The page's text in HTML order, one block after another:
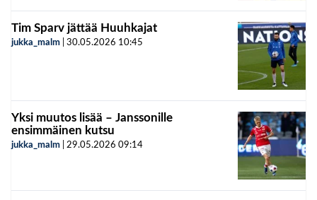
Tim Sparv jättää Huuhkajat
jukka_malm 30.05.2026 10:45
Yksi muutos lisää – Janssonille
ensimmäinen kutsu
jukka_malm 29.05.2026 09:14